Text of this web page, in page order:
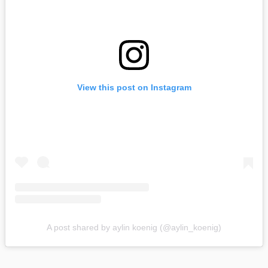
View this post on Instagram
A post shared by aylin koenig (@aylin_koenig)